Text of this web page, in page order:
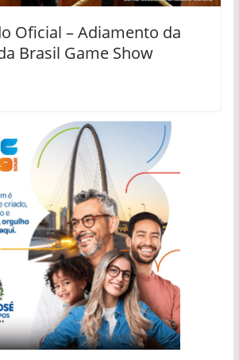
Oficial – Adiamento da
Brasil Game Show